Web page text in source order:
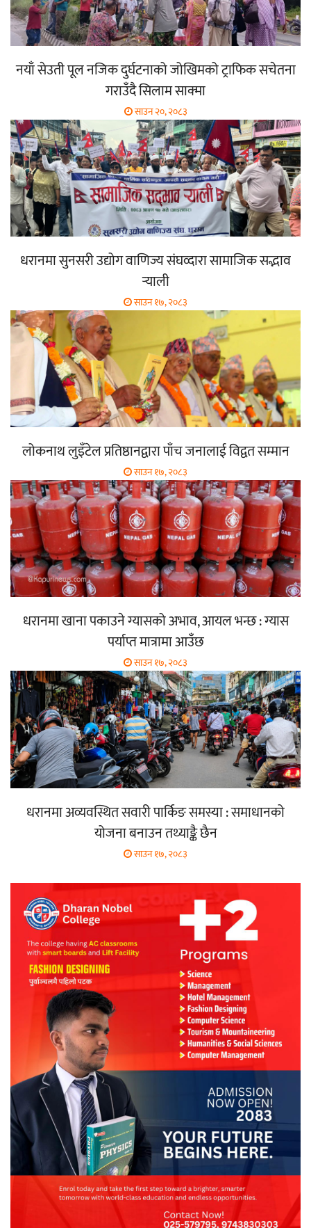
नयाँ सेउती पूल नजिक दुर्घटनाको जोखिमको ट्राफिक सचेतना
गराउँदै सिलाम साक्मा
साउन २०, २०८३
धरानमा सुनसरी उद्योग वाणिज्य संघव्दारा सामाजिक सद्भाव
र्‍याली
साउन १७, २०८३
लोकनाथ लुइँटेल प्रतिष्ठानद्वारा पाँच जनालाई विद्वत सम्मान
साउन १७, २०८३
धरानमा खाना पकाउने ग्यासको अभाव, आयल भन्छ : ग्यास
पर्याप्त मात्रामा आउँछ
साउन १७, २०८३
धरानमा अव्यवस्थित सवारी पार्किङ समस्या : समाधानको
योजना बनाउन तथ्याङ्कै छैन
साउन १७, २०८३